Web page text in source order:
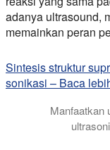
adanya ultrasound,
memainkan peran
Sintesis struktur
sonikasi – Baca
Manfaatkan